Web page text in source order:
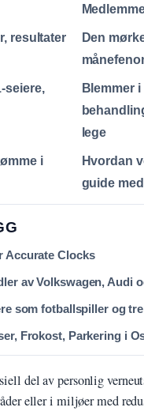
resultater
Den
seiere,
Blemmer
lege
i
Hvordan
guide
Accurate Clocks
av Volkswagen, Audi
som fotballspiller og
Frokost, Parkering i
del av personlig
eller i miljøer med